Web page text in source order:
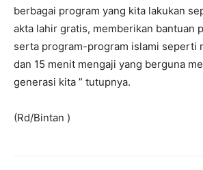
berbagai program yang kita lakukan
akta lahir gratis, memberikan bantuan
serta program-program islami seperti
dan 15 menit mengaji yang berguna
generasi kita ” tutupnya.
(Rd/Bintan )